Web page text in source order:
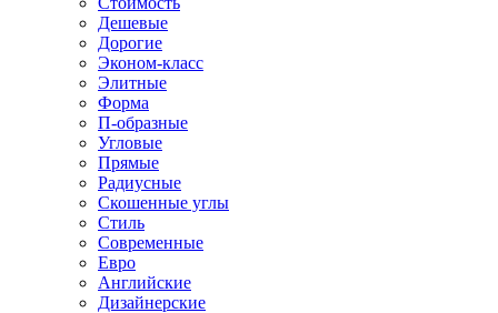
Дешевые
Дорогие
Эконом-класс
Элитные
Форма
П-образные
Угловые
Прямые
Радиусные
Скошенные углы
Стиль
Современные
Евро
Английские
Дизайнерские